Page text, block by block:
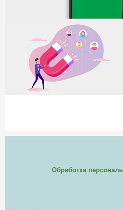
Обработка